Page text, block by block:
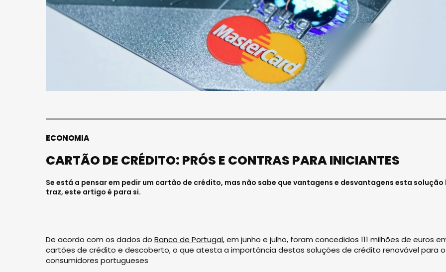
ECONOMIA
CARTÃO DE CRÉDITO: PRÓS E CONTRAS PARA INICIANTES
Se está a pensar em pedir um cartão de crédito, mas não sabe que vantagens e desvantagens esta solução
traz, este artigo é para si.
De acordo com os dados do Banco de Portugal, em junho e julho, foram concedidos 111 milhões de euros
cartões de crédito e descoberto, o que atesta a importância destas soluções de crédito renovável para
consumidores portugueses
SOCIEDADE
FALECEU PAULA ALMEIDA,
JOVEM ENFERMEIRA NO
HOSPITAL DE VISEU
Julho 27, 2026 . 11:00
SOCIEDADE
FUNERAL DA MÉDICA
VISEENSE RITA REBELO
REALIZA-SE NA SEXTA-
FEIRA